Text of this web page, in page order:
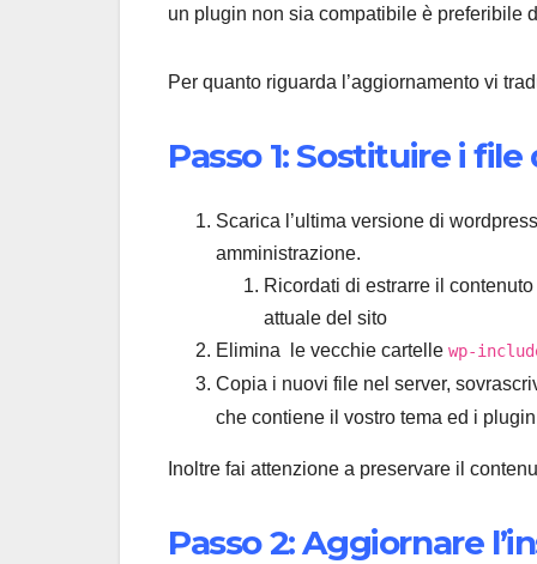
un plugin non sia compatibile è preferibile
Per quanto riguarda l’aggiornamento vi
Passo 1: Sostituire i
Scarica l’ultima versione di
amministrazione.
Ricordati di estrarre il
attuale del sito
Elimina le vecchie cartelle wp-
Copia i nuovi file nel server,
che contiene il vostro tema ed i
Inoltre fai attenzione a preservare il
Passo 2: Aggiornare